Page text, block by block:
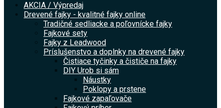
AKCIA / Výpredaj
Drevené fajky - kvalitné fajky online
Tradičné sedliacke a poľovnícke fajky
Fajkové sety
Fajky z Leadwood
Príslušenstvo a doplnky na drevené fajky
Čistiace tyčinky a čističe na fajky
DIY Urob si sám
Náustky
Poklopy a prstene
Fajkové zapaľovače